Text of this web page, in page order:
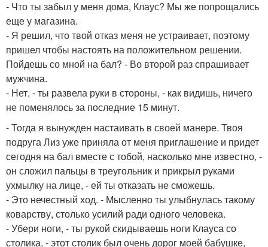
- Что ты забыл у меня дома, Клаус? Мы же попрощались
еще у магазина.
- Я решил, что твой отказ меня не устраивает, поэтому
пришел чтобы настоять на положительном решении.
Пойдешь со мной на бал? - Во второй раз спрашивает
мужчина.
- Нет, - ты развела руки в стороны, - как видишь, ничего
не поменялось за последние 15 минут.
- Тогда я вынужден настаивать в своей манере. Твоя
подруга Лиз уже приняла от меня приглашение и придет
сегодня на бал вместе с тобой, насколько мне известно, -
он сложил пальцы в треугольник и прикрыл руками
ухмылку на лице, - ей ты отказать не сможешь.
- Это нечестный ход. - Мысленно ты улыбнулась такому
коварству, столько усилий ради одного человека.
- Убери ноги, - ты рукой скидываешь ноги Клауса со
столика, - этот столик был очень дорог моей бабушке,